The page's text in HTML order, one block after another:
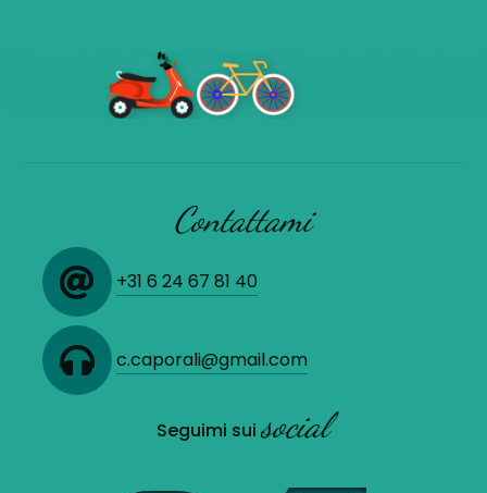
Contattami
+31 6 24 67 81 40
c.caporali@gmail.com
Seguimi suisocial